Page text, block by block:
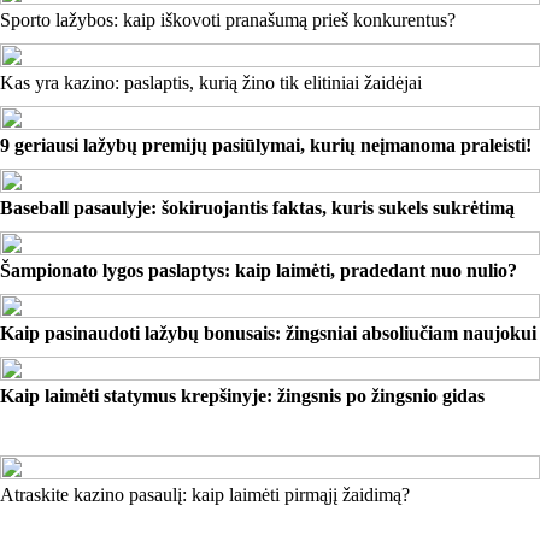
Sporto lažybos: kaip iškovoti pranašumą prieš konkurentus?
Kas yra kazino: paslaptis, kurią žino tik elitiniai žaidėjai
9 geriausi lažybų premijų pasiūlymai, kurių neįmanoma praleisti!
Baseball pasaulyje: šokiruojantis faktas, kuris sukels sukrėtimą
Šampionato lygos paslaptys: kaip laimėti, pradedant nuo nulio?
Kaip pasinaudoti lažybų bonusais: žingsniai absoliučiam naujokui
Kaip laimėti statymus krepšinyje: žingsnis po žingsnio gidas
Atraskite kazino pasaulį: kaip laimėti pirmąjį žaidimą?